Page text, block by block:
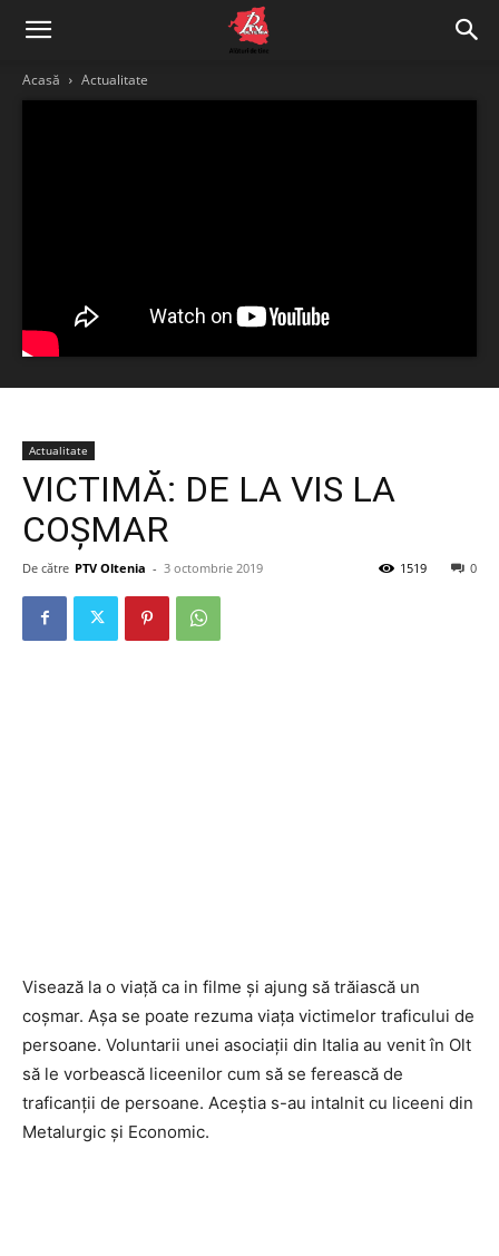
Acasă Actualitate
Actualitate
VICTIMĂ: DE LA VIS LA
COȘMAR
De către PTV Oltenia - 3 octombrie 2019 0
1519
Visează la o viață ca in filme și ajung să trăiască un
coșmar. Așa se poate rezuma viața victimelor traficului de
persoane. Voluntarii unei asociații din Italia au venit în Olt
să le vorbească liceenilor cum să se ferească de
traficanții de persoane. Aceștia s-au intalnit cu liceeni din
Metalurgic și Economic.